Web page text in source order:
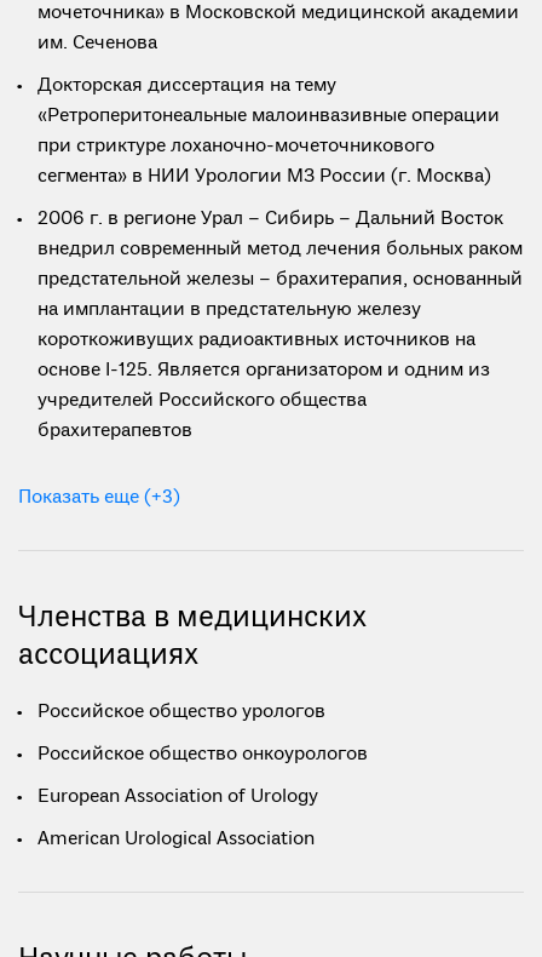
мочеточника» в Московской медицинской академии
им. Сеченова
Докторская диссертация на тему
«Ретроперитонеальные малоинвазивные операции
при стриктуре лоханочно-мочеточникового
сегмента» в НИИ Урологии МЗ России (г. Москва)
2006 г. в регионе Урал – Сибирь – Дальний Восток
внедрил современный метод лечения больных раком
предстательной железы – брахитерапия, основанный
на имплантации в предстательную железу
короткоживущих радиоактивных источников на
основе I-125. Является организатором и одним из
учредителей Российского общества
брахитерапевтов
Показать еще (+3)
Членства в медицинских
ассоциациях
Российское общество урологов
Российское общество онкоурологов
European Association of Urology
American Urological Association